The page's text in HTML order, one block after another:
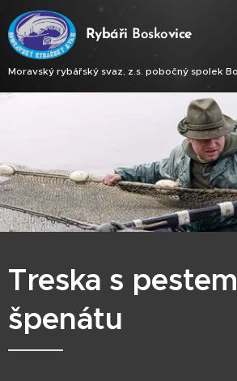
Rybáři Boskovice
Moravský rybářský svaz, z.s. pobočný spolek
Treska s
špenátu